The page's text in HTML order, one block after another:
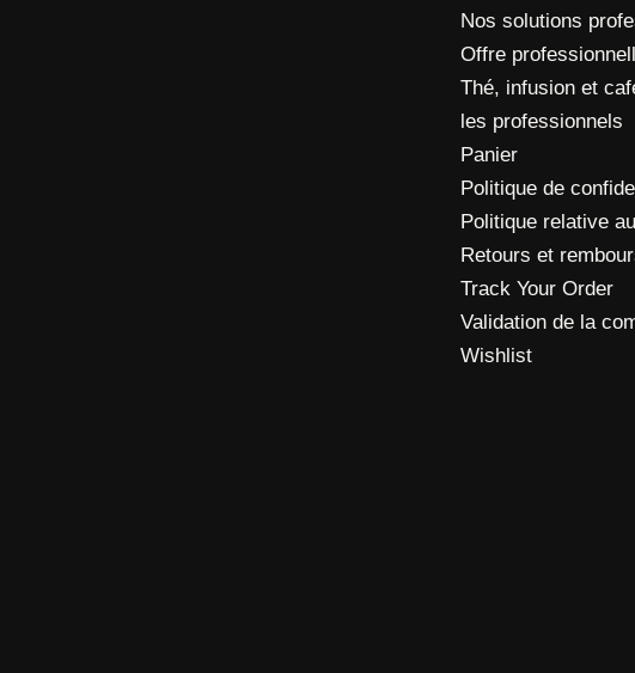
Nos solutions
Offre
Thé, infusion et
les professionnels
Panier
Politique de
Politique relative
Retours et
Track Your Order
Validation de la
Wishlist